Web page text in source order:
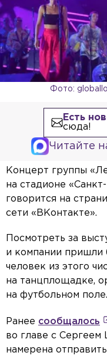
Фото:
Есть
сюда!
Читайте
Концерт группы
на стадионе
говорится на
сети «ВКонтакте».
Посмотреть за
и компании пришли
человек из этого
на танцплощадке,
на футбольном поле.
Ранее сообщалось
во главе с
намерена